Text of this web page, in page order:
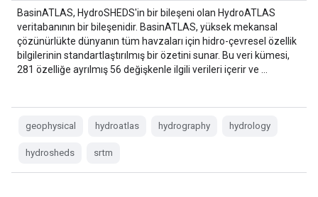
BasinATLAS, HydroSHEDS'in bir bileşeni olan HydroATLAS
veritabanının bir bileşenidir. BasinATLAS, yüksek mekansal
çözünürlükte dünyanın tüm havzaları için hidro-çevresel özellik
bilgilerinin standartlaştırılmış bir özetini sunar. Bu veri kümesi,
281 özelliğe ayrılmış 56 değişkenle ilgili verileri içerir ve …
geophysical hydroatlas hydrography hydrology
hydrosheds srtm